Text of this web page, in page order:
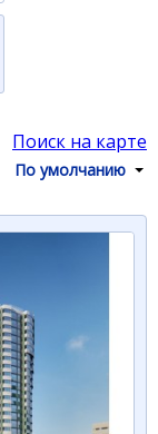
Поиск на карте
По умолчанию